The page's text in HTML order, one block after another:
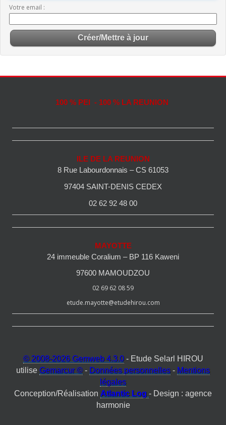
Votre email
100 % PEI - 100 % LA REUNION
ILE DE LA REUNION
8 Rue Labourdonnais – CS 61053
97404 SAINT-DENIS CEDEX
02 62 92 48 00
MAYOTTE
24 immeuble Coralium – BP 116 Kaweni
97600 MAMOUDZOU
02 69 62 08 59
etude.mayotte@etudehirou.com
© 2008-2026 Gemweb 4.3.0- Etude Selarl HIROU
utilise Gemarcur © - Données personnelles - Mentions
légales
Conception/Réalisation Atlantic Log - Design : agence
harmonie